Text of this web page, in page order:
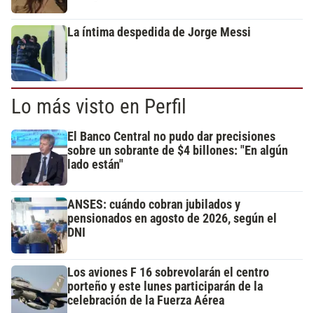
La íntima despedida de Jorge Messi
Lo más visto en Perfil
El Banco Central no pudo dar precisiones
sobre un sobrante de $4 billones: "En algún
lado están"
ANSES: cuándo cobran jubilados y
pensionados en agosto de 2026, según el
DNI
Los aviones F 16 sobrevolarán el centro
porteño y este lunes participarán de la
celebración de la Fuerza Aérea